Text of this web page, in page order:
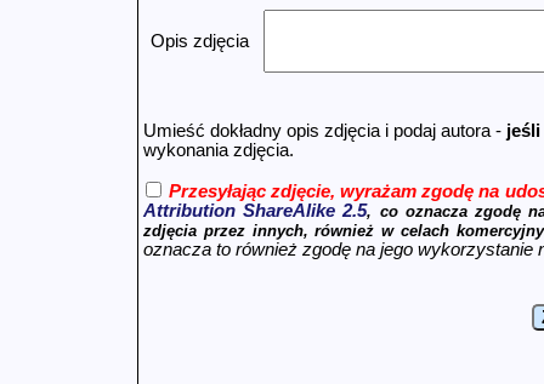
Opis zdjęcia
Umieść dokładny opis zdjęcia i podaj autora -
wykonania zdjęcia.
Przesyłając zdjęcie, wyrażam zgodę na
Attribution ShareAlike 2.5, co oznacza zgodę
zdjęcia przez innych, również w celach
oznacza to również zgodę na jego